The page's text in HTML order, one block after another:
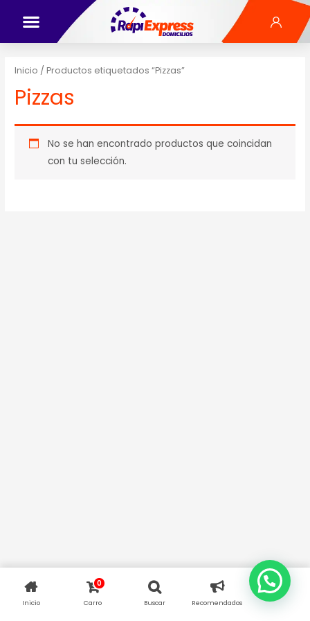
Inicio / Productos etiquetados “Pizzas”
Pizzas
No se han encontrado productos que coincidan
con tu selección.
Inicio
0
Carro Buscar Recomendados